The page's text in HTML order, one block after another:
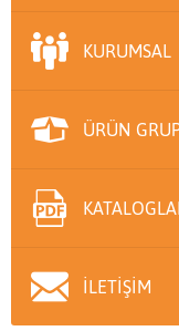
KURUMSAL
ÜRÜN
İLETİŞİM